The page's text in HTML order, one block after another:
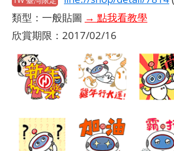
類型：一般貼圖 → 點我看教學
欣賞期限：2017/02/16